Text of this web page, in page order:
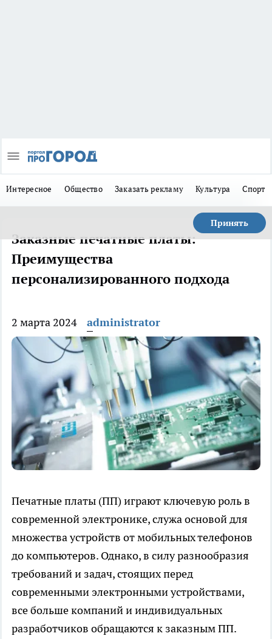
Интересное Общество Заказать рекламу Культура Спорт
Принять
Заказные печатные платы:
Преимущества
персонализированного подхода
2 марта 2024 administrator
Печатные платы (ПП) играют ключевую роль в
современной электронике, служа основой для
множества устройств от мобильных телефонов
до компьютеров. Однако, в силу разнообразия
требований и задач, стоящих перед
современными электронными устройствами,
все больше компаний и индивидуальных
разработчиков обращаются к заказным ПП.